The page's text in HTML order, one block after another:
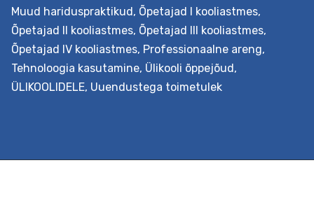
Muud hariduspraktikud, Õpetajad I kooliastmes,
Õpetajad II kooliastmes, Õpetajad III kooliastmes,
Õpetajad IV kooliastmes, Professionaalne areng,
Tehnoloogia kasutamine, Ülikooli õppejõud,
ÜLIKOOLIDELE, Uuendustega toimetulek